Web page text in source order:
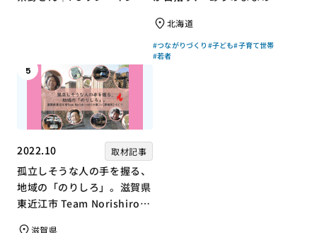
ィづくり
北海道
#つながりづくり #子ども#子育て世帯
#若者
5
2022.10 取材記事
孤立しそうな人の手を握る、
地域の「のりしろ」。滋賀県
東近江市 Team Norishiroの
滋賀県